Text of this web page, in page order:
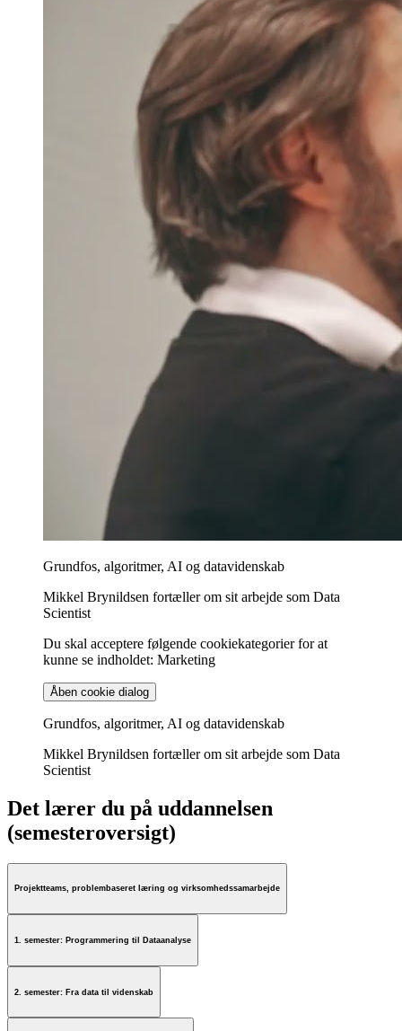
Grundfos, algoritmer, AI og datavidenskab
Mikkel Brynildsen fortæller om sit arbejde som Data
Scientist
Du skal acceptere følgende cookiekategorier for at
kunne se indholdet: Marketing
Åben cookie dialog
Grundfos, algoritmer, AI og datavidenskab
Mikkel Brynildsen fortæller om sit arbejde som Data
Scientist
Det lærer du på uddannelsen
(semesteroversigt)
Projektteams, problembaseret læring og virksomhedssamarbejde
1. semester: Programmering til Dataanalyse
2. semester: Fra data til videnskab